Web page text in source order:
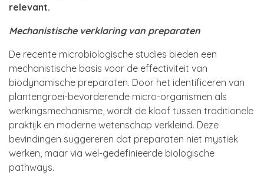
relevant.
Mechanistische verklaring van preparaten
De recente microbiologische studies bieden een
mechanistische basis voor de effectiviteit van
biodynamische preparaten. Door het identificeren van
plantengroei-bevorderende micro-organismen als
werkingsmechanisme, wordt de kloof tussen traditionele
praktijk en moderne wetenschap verkleind. Deze
bevindingen suggereren dat preparaten niet mystiek
werken, maar via wel-gedefinieerde biologische
pathways.